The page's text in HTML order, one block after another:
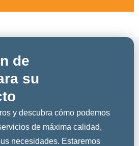
de
su
y descubra cómo podemos
de máxima calidad,
necesidades. Estaremos